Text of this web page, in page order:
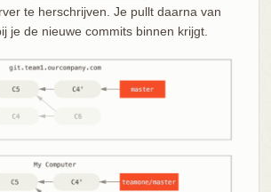
te herschrijven. Je pullt daarna van
je de nieuwe commits binnen krijgt.